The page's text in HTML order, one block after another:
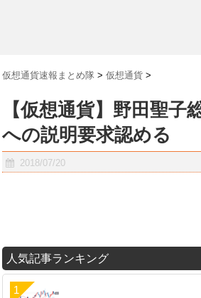
仮想通貨速報まとめ隊 > 仮想通貨 >
【仮想通貨】野田聖
への説明要求認める
2018/07/20
人気記事ランキング